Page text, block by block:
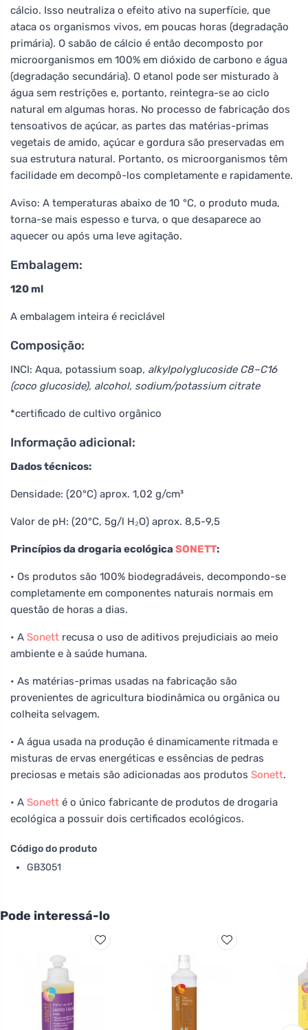
cálcio. Isso neutraliza o efeito ativo na superfície, que
ataca os organismos vivos, em poucas horas (degradação
primária). O sabão de cálcio é então decomposto por
microorganismos em 100% em dióxido de carbono e água
(degradação secundária). O etanol pode ser misturado à
água sem restrições e, portanto, reintegra-se ao ciclo
natural em algumas horas. No processo de fabricação dos
tensoativos de açúcar, as partes das matérias-primas
vegetais de amido, açúcar e gordura são preservadas em
sua estrutura natural. Portanto, os microorganismos têm
facilidade em decompô-los completamente e rapidamente.
Aviso: A temperaturas abaixo de 10 °C, o produto muda,
torna-se mais espesso e turva, o que desaparece ao
aquecer ou após uma leve agitação.
Embalagem:
120 ml
A embalagem inteira é reciclável
Composição:
INCI: Aqua, potassium soap, alkylpolyglucoside C8–C16
(coco glucoside), alcohol, sodium/potassium citrate
*certificado de cultivo orgânico
Informação adicional:
Dados técnicos:
Densidade: (20°C) aprox. 1,02 g/cm³
Valor de pH: (20°C, 5g/l H₂O) aprox. 8,5-9,5
Princípios da drogaria ecológica SONETT:
• Os produtos são 100% biodegradáveis, decompondo-se
completamente em componentes naturais normais em
questão de horas a dias.
• A Sonett recusa o uso de aditivos prejudiciais ao meio
ambiente e à saúde humana.
• As matérias-primas usadas na fabricação são
provenientes de agricultura biodinâmica ou orgânica ou
colheita selvagem.
• A água usada na produção é dinamicamente ritmada e
misturas de ervas energéticas e essências de pedras
preciosas e metais são adicionadas aos produtos Sonett.
• A Sonett é o único fabricante de produtos de drogaria
ecológica a possuir dois certificados ecológicos.
Código do produto
GB3051
Pode interessá-lo